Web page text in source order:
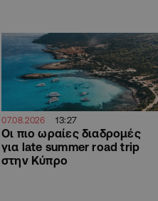
07.08.2026 13:27
Οι πιο ωραίες διαδρομές
για late summer road trip
στην Κύπρο